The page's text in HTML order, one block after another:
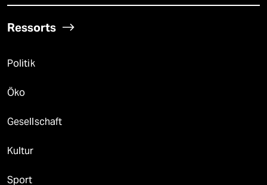
Ressorts
Politik
Öko
Gesellschaft
Kultur
Sport